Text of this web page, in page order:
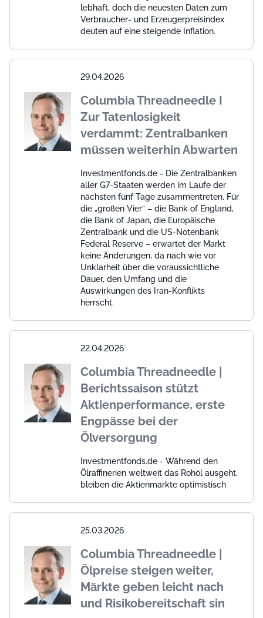
lebhaft, doch die neuesten Daten zum
Verbraucher- und Erzeugerpreisindex
deuten auf eine steigende Inflation.
29.04.2026
Columbia Threadneedle I
Zur Tatenlosigkeit
verdammt: Zentralbanken
müssen weiterhin Abwarten
Investmentfonds.de - Die Zentralbanken
aller G7-Staaten werden im Laufe der
nächsten fünf Tage zusammentreten. Für
die „großen Vier“ – die Bank of England,
die Bank of Japan, die Europäische
Zentralbank und die US-Notenbank
Federal Reserve – erwartet der Markt
keine Änderungen, da nach wie vor
Unklarheit über die voraussichtliche
Dauer, den Umfang und die
Auswirkungen des Iran-Konflikts
herrscht.
22.04.2026
Columbia Threadneedle |
Berichtssaison stützt
Aktienperformance, erste
Engpässe bei der
Ölversorgung
Investmentfonds.de - Während den
Ölraffinerien weltweit das Rohöl ausgeht,
bleiben die Aktienmärkte optimistisch
25.03.2026
Columbia Threadneedle |
Ölpreise steigen weiter,
Märkte geben leicht nach
und Risikobereitschaft sin